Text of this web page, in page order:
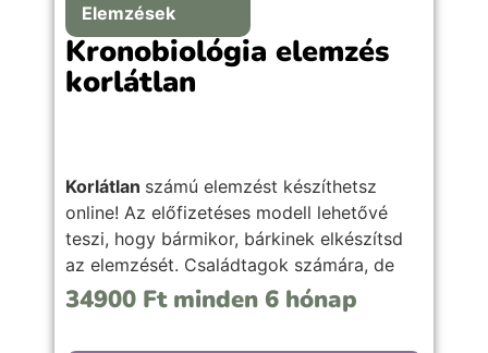
Elemzések
Kronobiológia elemzés
korlátlan
Korlátlan számú elemzést készíthetsz
online! Az előfizetéses modell lehetővé
teszi, hogy bármikor, bárkinek elkészítsd
az elemzését. Családtagok számára, de
akár ajándékba is tudod adni, hasonló
jellegű önismereti szolgáltatásod mellé.
34900 Ft minden 6 hónap